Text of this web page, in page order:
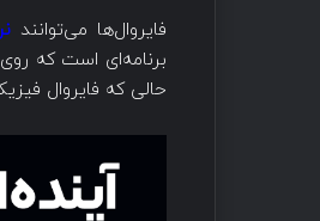
فایروال‌ها می‌توانند
برنامه‌ای است که
حالی که فایروال